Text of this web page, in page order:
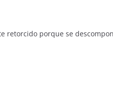
retorcido porque se